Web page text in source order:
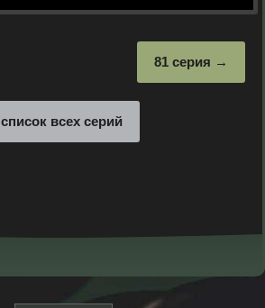
81 серия
список всех серий